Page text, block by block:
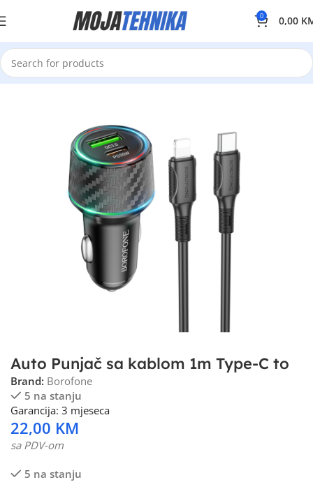
0 0,00
Auto Punjač sa kablom 1m Type-C to
Brand: Borofone
5 na stanju
Garancija: 3 mjeseca
22,00 KM
sa PDV-om
5 na stanju